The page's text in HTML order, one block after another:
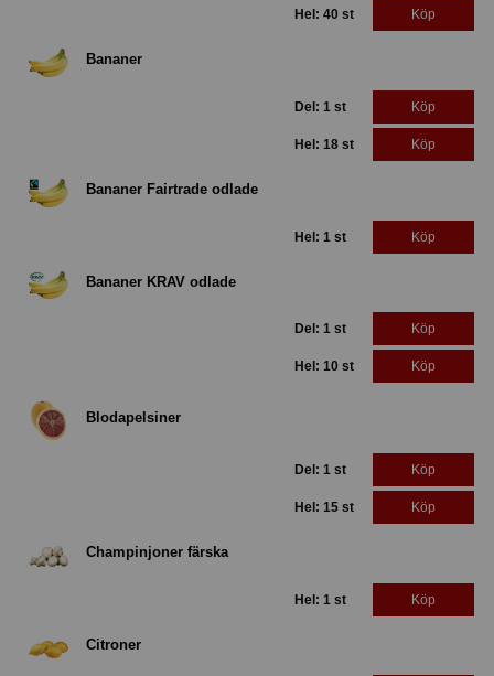
Hel: 40 st Köp
Bananer
Del: 1 st Köp
Hel: 18 st Köp
Bananer Fairtrade odlade
Hel: 1 st Köp
Bananer KRAV odlade
Del: 1 st Köp
Hel: 10 st Köp
Blodapelsiner
Del: 1 st Köp
Hel: 15 st Köp
Champinjoner färska
Hel: 1 st Köp
Citroner